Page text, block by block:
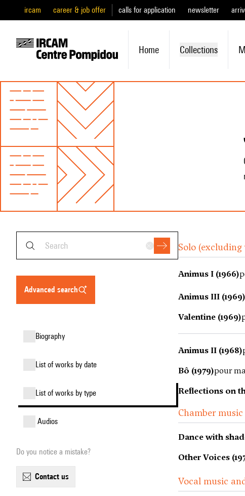
ircam career & job offer calls for application newsletter
Home Collections
advanced search
biography
list of works by date
list of works by type
audios
Do you notice a mistake?
contact us
Solo (excluding
Animus I (1966)
Animus III (1969)
Valentine (1969)
Animus II (1968)
Bô (1979)pour
Reflections on
Chamber music
Dance with
Other Voices
Vocal music